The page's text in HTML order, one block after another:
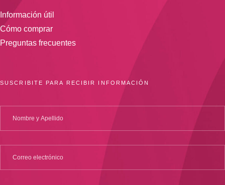
Información útil
Cómo comprar
Preguntas frecuentes
SUSCRIBITE PARA RECIBIR INFORMACIÓN